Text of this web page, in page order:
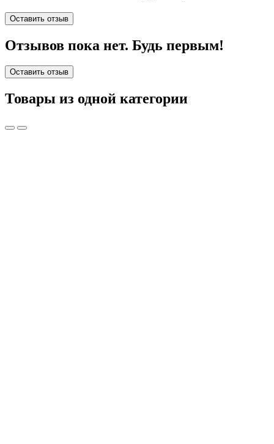
Оставить отзыв
Отзывов пока нет. Будь первым!
Оставить отзыв
Товары из одной категории